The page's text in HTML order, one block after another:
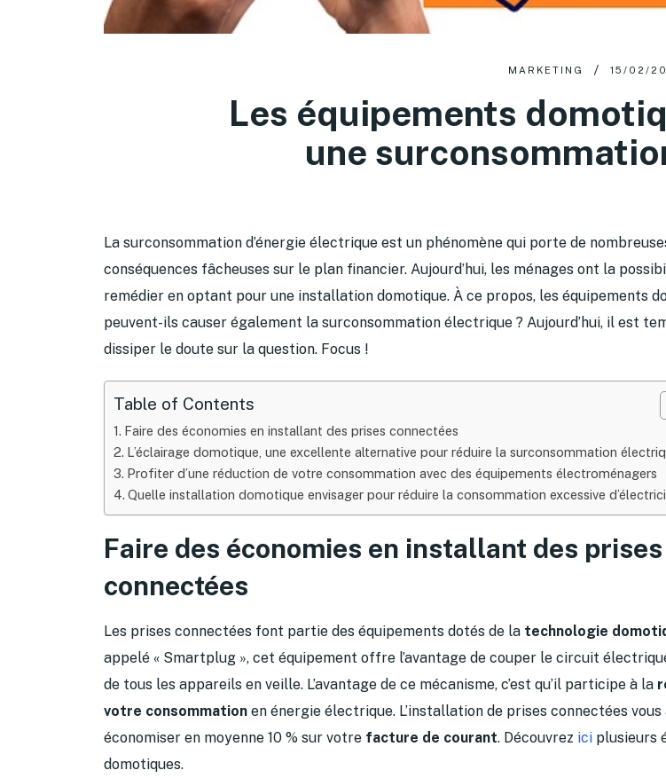
MARKETING 15/02/
Les équipements
une
La surconsommation d’énergie électrique est un phénomène qui porte de
conséquences fâcheuses sur le plan financier. Aujourd’hui, les ménages ont la
remédier en optant pour une installation domotique. À ce propos, les équipements
peuvent-ils causer également la surconsommation électrique ? Aujourd’hui, il est
dissiper le doute sur la question. Focus !
Table of Contents
Faire des économies en installant des prises connectées
L’éclairage domotique, une excellente alternative pour réduire la surconsommation
Profiter d’une réduction de votre consommation avec des équipements électroménagers
Quelle installation domotique envisager pour réduire la consommation excessive
Faire des économies en installant des prises
connectées
Les prises connectées font partie des équipements dotés de la technologie
appelé « Smartplug », cet équipement offre l’avantage de couper le circuit
de tous les appareils en veille. L’avantage de ce mécanisme, c’est qu’il participe à la
votre consommation en énergie électrique. L’installation de prises connectées vous
économiser en moyenne 10 % sur votre facture de courant. Découvrez ici plusieurs
domotiques.